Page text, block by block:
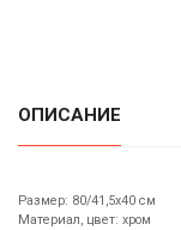
ОПИСАНИЕ
Размер: 80/41,5х40 cм
Материал, цвет: хром